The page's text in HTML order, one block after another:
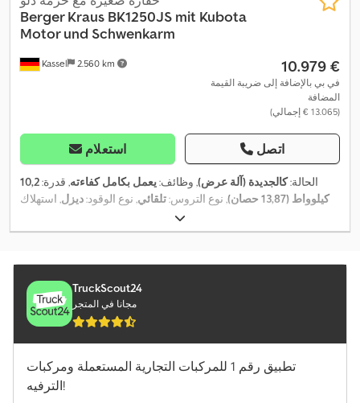
Kassel 2.560 km
Berger Kraus BK1250JS mit Kubota
Motor und Schwenkarm
‏10.979 €
في بي بالإضافة إلى ضريبة القيمة
المضافة
(‏13.065 € إجمالي)
استعلام اتصل
الحالة:كالجديدة (آلة عرض), وظائف:يعمل بكامل كفاءته, قدرة:10,2
كيلوواط (13,87 حصان)
, نوع التروس:تلقائي , نوع الوقود:ديزل , استهلاك
, لون:
الرفع:2.610 مم , حالة القيادة:100 نسبة مئوية , حالة السلسلة:
100 نسبة
مم, سنة الصنع:2024, ساعات التشغيل: 2 h , معدات:الهيدروليكا, دفع
رباعي, مجرفة قياسية, مصابيح أمامية إضافية, مطرقة هيدروليكية,
هيدروليكا القابض, واقي رأس
TruckScout24
مجانا في المتجر
تطبيق رقم 1 للمركبات التجارية المستعملة ومركبات
الترفيه!